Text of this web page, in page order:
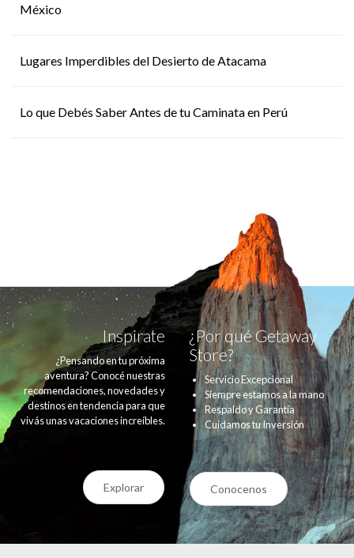
México
Lugares Imperdibles del Desierto de Atacama
Lo que Debés Saber Antes de tu Caminata en Perú
Inspirate
¿Pensando en tu próxima
aventura? Conocé nuestras
recomendaciones, novedades y
destinos en tendencia para que
vivás unas vacaciones increíbles.
¿Por qué Getaway
Store?
Servicio Excepcional
Siempre estamos a la mano
Respaldo y Garantía
Cuidamos tu Inversión
Explorar Conocenos